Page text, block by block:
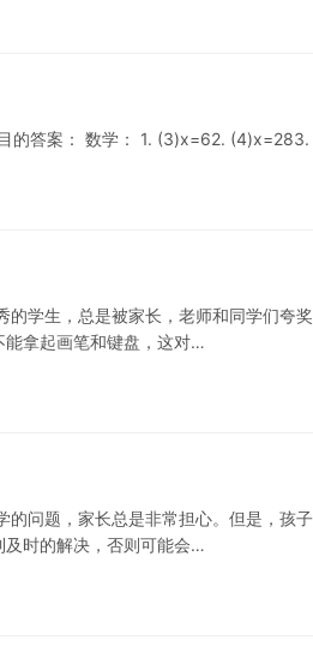
的答案： 数学： 1. (3)x=62.
学生，总是被家长，老师和同学们夸
能拿起画笔和键盘，这对…
问题，家长总是非常担心。但是，孩
及时的解决，否则可能会…